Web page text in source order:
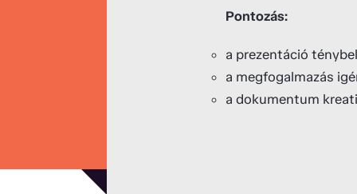
Pontozás:
a prezentáció
a megfogalmazás
a dokumentum